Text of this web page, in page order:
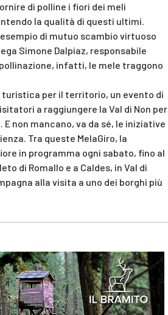
di polline i fiori dei meli
la qualità di questi ultimi.
di mutuo scambio virtuoso
Simone Dalpiaz, responsabile
infatti, le mele traggono
turistica per il territorio, un evento di
a raggiungere la Val di Non per
non mancano, va da sé, le iniziative
Tra queste MelaGiro, la
in programma ogni sabato, fino al
di Romallo e a Caldes, in Val di
alla visita a uno dei borghi più